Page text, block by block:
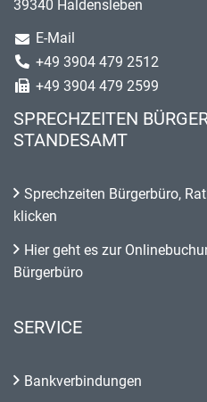
39340 Haldensleben
E-Mail
+49 3904 479 2512
+49 3904 479 2599
SPRECHZEITEN
STANDESAMT
Sprechzeiten Bürgerbüro,
klicken
Hier geht es zur
Bürgerbüro
SERVICE
Bankverbindungen